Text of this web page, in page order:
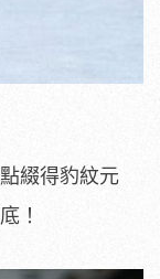
綴得豹紋元
！